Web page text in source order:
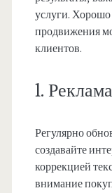
услуги. Хорошо
продвижения
клиентов.
1.
Регулярно
создавайте
коррекцией
внимание